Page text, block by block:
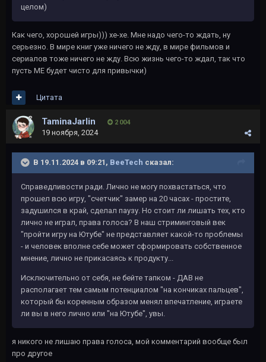
целом)
Как чего, хорошей игры))) хе-хе. Мне надо чего-то ждать, ну
серьезно. В мире книг уже ничего не жду, в мире фильмов и
сериалов тоже ничего не жду. Всю жизнь чего-то ждал, так что
пусть МЕ будет чисто для привычки)
Цитата
TaminaJarlin 2 004
19 ноября, 2024
В 19.11.2024 в 09:21, BeeTech сказал:
Справедливости ради. Лично не могу похвастаться, что
прошел всю игру, "счетчик" замер на 20 часах - простите,
задушился в край, сделал паузу. Но стоит ли лишать тех, кто
лично не играл, права голоса? В наш стриминговый век
"пройти игру на Ютубе" не представляет какой-то проблемы
- и человек вполне себе может сформировать собственное
мнение, лично не прикасаясь к продукту...
Исключительно от себя, не бейте тапком - ДАВ не
располагает тем самым потенциалом "на кончиках пальцев",
который бы коренным образом менял впечатление, играете
ли вы в него лично или "на Ютубе", увы.
я никого не лишаю права голоса, мой комментарий вообще был
про другое